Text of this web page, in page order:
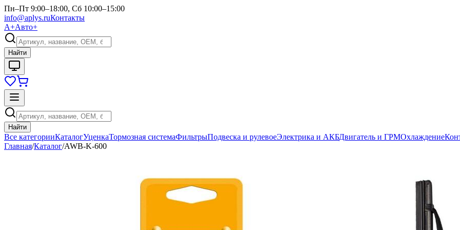
Пн–Пт 9:00–18:00, Сб 10:00–15:00
info@aplys.ruКонтакты
А+Авто+
Найти
Найти
Все категорииКаталогУценкаТормозная системаФильтрыПодвеска и рулевоеЭлектрика и АКБДвигатель и ГРМОхлаждение
Главная/Каталог/AWB-K-600